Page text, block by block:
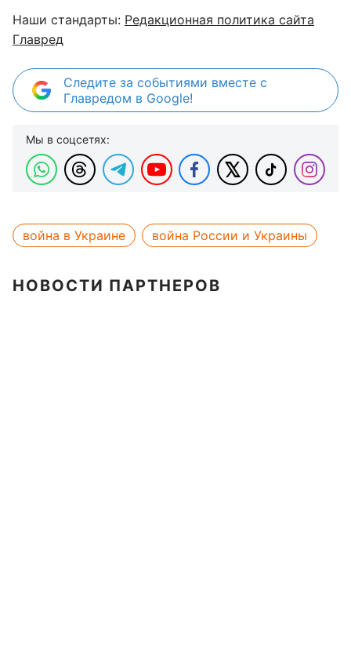
Наши стандарты: Редакционная политика сайта
Главред
Следите за событиями вместе с
Главредом в Google!
Мы в соцсетях:
война в Украине война России и Украины
НОВОСТИ ПАРТНЕРОВ